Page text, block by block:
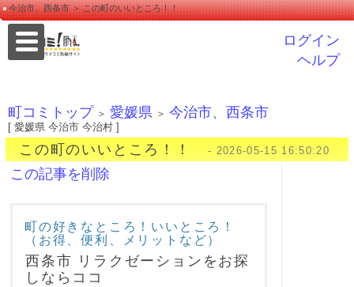
今治市、西条市 ＞ この町のいいところ！！
ログイン
ヘルプ
町コミトップ ＞ 愛媛県 ＞ 今治市、西条市
[ 愛媛県 今治市 今治村 ]
この町のいいところ！！ - 2026-05-15 16:50:20
この記事を削除
町の好きなところ！いいところ！
（お得、便利、メリットなど）
西条市 リラクゼーションをお探
しならココ